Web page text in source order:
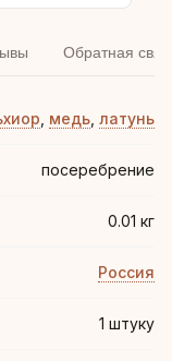
Обратная
медь латунь
посеребрение
0.01 кг
Россия
1 штуку